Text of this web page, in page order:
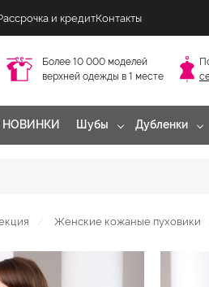
и кредитКонтакты
Более 10 000 моделей
верхней одежды в 1 месте
НОВИНКИ Шубы Дубленки
Женские кожаные пуховики